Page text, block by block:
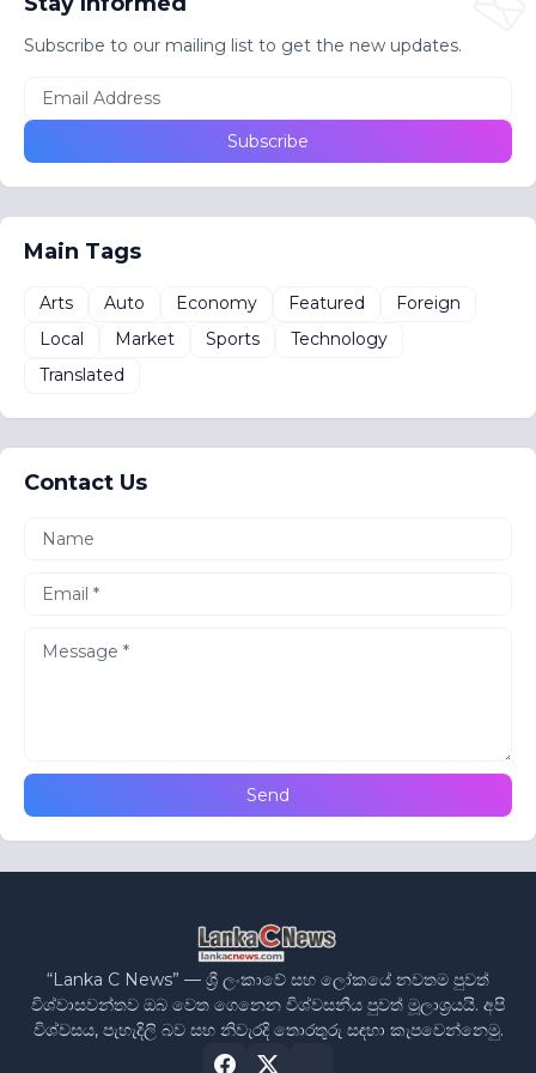
Subscribe to our mailing list to get the new updates.
Main Tags
Arts Auto Economy Featured
Foreign
Local
Market Sports
Technology
Translated
Contact Us
“Lanka C News” — ශ්‍රී ලංකාවේ සහ ලෝකයේ නවතම පුවත්
විශ්වාසවන්තව ඔබ වෙත ගෙනෙන විශ්වසනීය පුවත් මූලාශ්‍රයයි. අපි
විශ්වසය, පැහැදිලි බව සහ නිවැරදි තොරතුරු සඳහා කැපවෙන්නෙමු.